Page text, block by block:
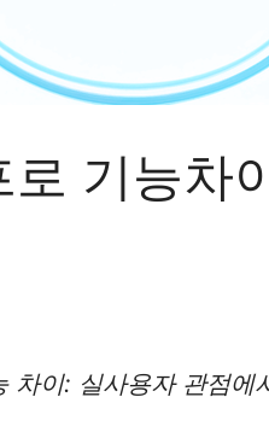
로 기능차
차이: 실사용자 관점에